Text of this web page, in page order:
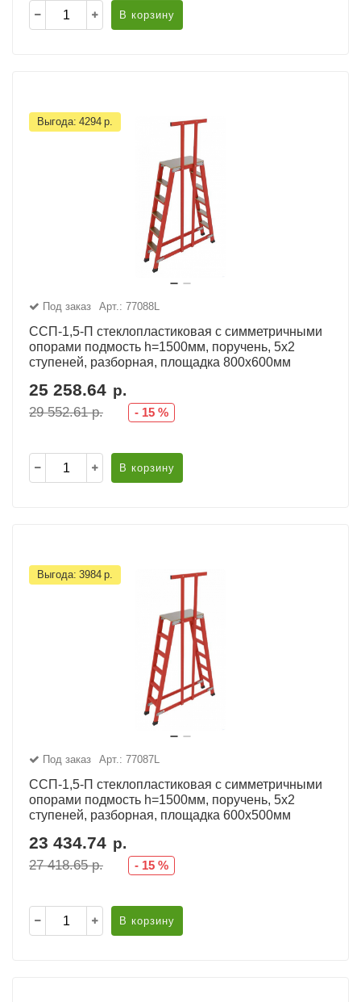
В корзину
Выгода: 4294 р.
Под заказ Арт.: 77088L
ССП-1,5-П стеклопластиковая с симметричными
опорами подмость h=1500мм, поручень, 5х2
ступеней, разборная, площадка 800х600мм
25 258.64 р.
29 552.61р. - 15 %
В корзину
Выгода: 3984 р.
Под заказ Арт.: 77087L
ССП-1,5-П стеклопластиковая с симметричными
опорами подмость h=1500мм, поручень, 5х2
ступеней, разборная, площадка 600х500мм
23 434.74 р.
27 418.65р. - 15 %
В корзину